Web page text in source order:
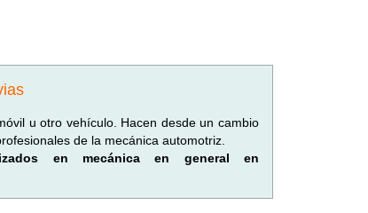
u otro vehículo. Hacen desde un cambio
de la mecánica automotriz.
en mecánica en general en